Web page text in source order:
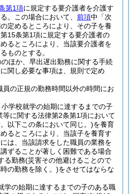
第1項に規定する要介護者を介護す
。
この場合において、 前項中「次
定めるところにより、その子を養
15条第1項に規定する要介護者の
るところにより、当該要介護者を
ものとする。
ほか、早出遅出勤務に関する手続
関し必要な事項は、規則で定め
の正規の勤務時間以外の時間にお
学校就学の始期に達するまでの子
に関する法律第2条第1項において
以下この条において同じ。)を養育
るところにより、当該子を養育す
は、当該請求をした職員の業務を
ずることが著しく困難である場合
る勤務(災害その他避けることので
の勤務を除く。)をさせてはならな
学の始期に達するまでの子のある職